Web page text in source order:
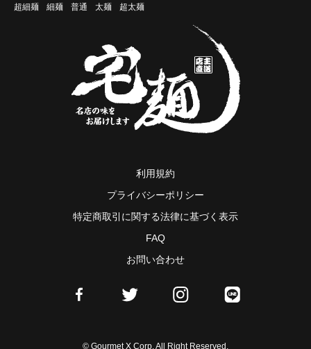
超細麺
細麺 普通 太麺 超太麺
利用規約
プライバシーポリシー
特定商取引に関する法律に基づく表示
FAQ
お問い合わせ
© Gourmet X Corp. All Right Reserved.